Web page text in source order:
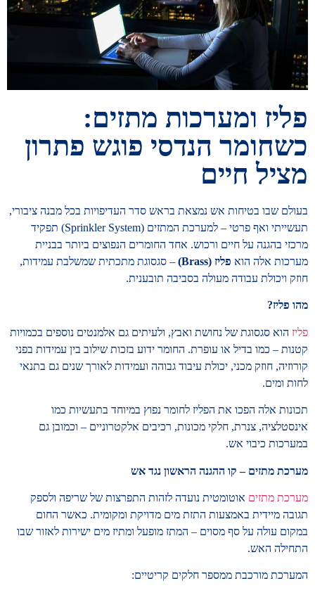
פליז ומערכות מתזים:
כשחומר הנדסי פוגש פתרון
מציל חיים
בעולם שבו בטיחות אש נמצאת בראש סדר העדיפויות בכל מבנה ציבורי,
תעשייתי ואף פרטי – למערכת המתזים (Sprinkler System) תפקיד
מרכזי בהגנה על חיים ורכוש. אחד החומרים הנפוצים ביותר בבניית
מערכות אלה הוא פליז (Brass)
– סגסוגת מתכתית שמשלבת עמידות,
חוזק ויכולת עבודה מעולה בסביבה תובענית.
מהו פליז?
פליז הוא סגסוגת של נחושת ואבץ, ולעיתים גם אלמנטים נוספים בכמויות
קטנות – כמו בדיל או עופרת. החומר ידוע בזכות שילוב בין עמידות בפני
קורוזיה, חוזק מכני, יכולת עיבוד גבוהה ועמידות לאורך שנים גם בתנאי
לחות ומים.
תכונות אלה הפכו את הפליז לחומר נפוץ במיוחד בתעשיות כמו
אינסטלציה, צנרת, חלקי מכונות, רכיבים אלקטרוניים – וכמובן גם
במערכות כיבוי אש.
מערכת מתזים – קו ההגנה הראשון נגד אש
מערכת מתזים אוטומטית נועדה לזהות התפרצות של שריפה ולספק
תגובה מיידית באמצעות התזת מים מדויקת ומקומית. כאשר החום
במקום עולה על סף מסוים – המתז מופעל ומתיז מים ישירות לאזור שבו
התחילה האש.
המערכת מורכבת ממספר חלקים קריטיים: